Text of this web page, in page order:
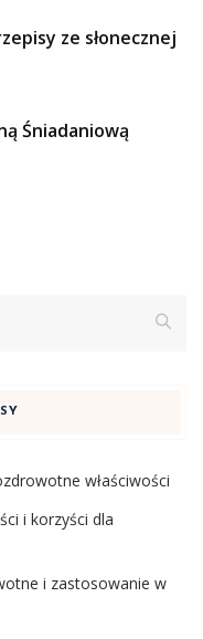
ze słonecznej
Śniadaniową
właściwości
i korzyści dla
i zastosowanie w